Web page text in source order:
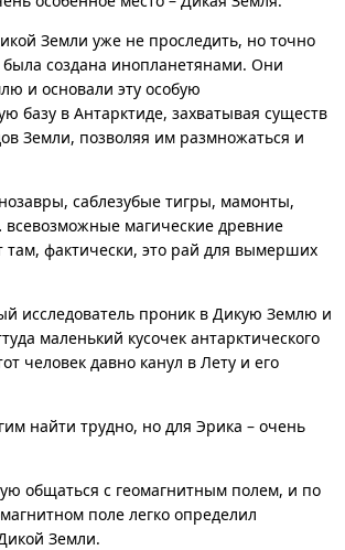
Земли уже не проследить, но точно
была создана инопланетянами. Они
и основали эту особую
базу в Антарктиде, захватывая существ
Земли, позволяя им размножаться и
саблезубые тигры, мамонты,
магические древние
там, фактически, это рай для вымерших
исследователь проник в Дикую Землю и
маленький кусочек антарктического
человек давно канул в Лету и его
найти трудно, но для Эрика – очень
общаться с геомагнитным полем, и по
поле легко определил
Земли.